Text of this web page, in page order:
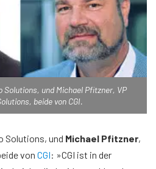
Solutions, und Michael Pfitzner, VP
beide von CGI.
Solutions, und Michael Pfitzner,
von CGI: »CGI ist in der